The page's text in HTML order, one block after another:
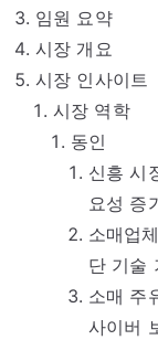
임원 요약
시장 개요
시장 인사이트
시장 역학
동인
신흥 시
요성 증
소매업
단 기술
소매 주
사이버